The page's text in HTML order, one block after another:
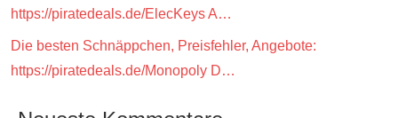
https://piratedeals.de/ElecKeys A…
Die besten Schnäppchen, Preisfehler, Angebote:
https://piratedeals.de/Monopoly D…